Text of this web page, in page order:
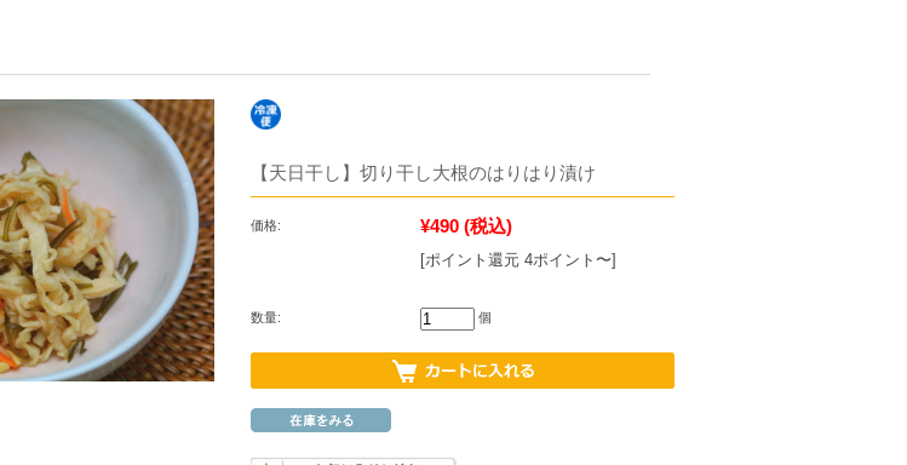
【天日干し】切り干し大根のはりはり漬け
価格: ¥490 (税込)
[ポイント還元 4ポイント〜]
数量: 個